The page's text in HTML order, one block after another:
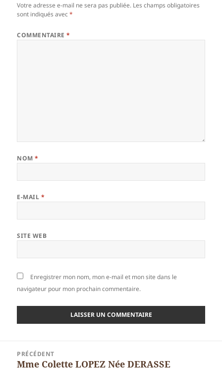
Votre adresse e-mail ne sera pas publiée. Les champs obligatoires
sont indiqués avec*
COMMENTAIRE*
NOM*
E-MAIL *
SITE WEB
Enregistrer mon nom, mon e-mail et mon site dans le
navigateur pour mon prochain commentaire.
PRÉCÉDENT
Article
Mme Colette LOPEZ Née DERASSE